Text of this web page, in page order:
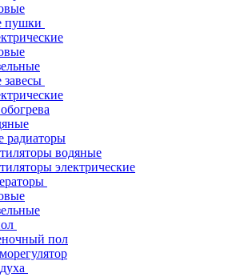
пушки
радиаторы
водяные
электрические
пол